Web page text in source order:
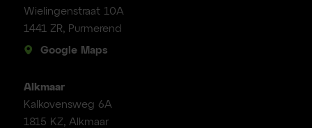
Wielingenstraat 10A
1441 ZR, Purmerend
Google Maps
Alkmaar
Kalkovensweg 6A
1815 KZ, Alkmaar